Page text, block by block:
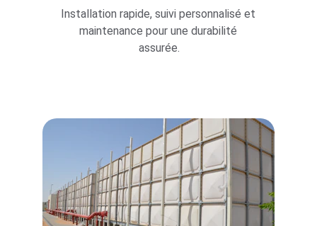
Installation rapide, suivi personnalisé et
maintenance pour une durabilité
assurée.